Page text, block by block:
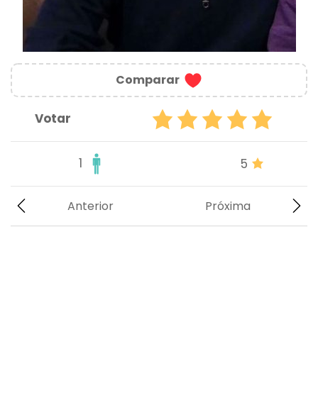
Comparar
Votar
1 5
Próxima
Anterior